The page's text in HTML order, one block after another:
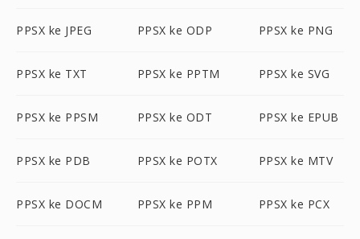
PPSX ke JPEG PPSX ke ODP PPSX ke PNG
PPSX ke TXT PPSX ke PPTM PPSX ke SVG
PPSX ke PPSM PPSX ke ODT PPSX ke EPUB
PPSX ke PDB PPSX ke POTX PPSX ke MTV
PPSX ke DOCM PPSX ke PPM PPSX ke PCX